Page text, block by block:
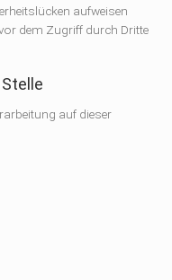
aufweisen
dem Zugriff durch Dritte
auf dieser